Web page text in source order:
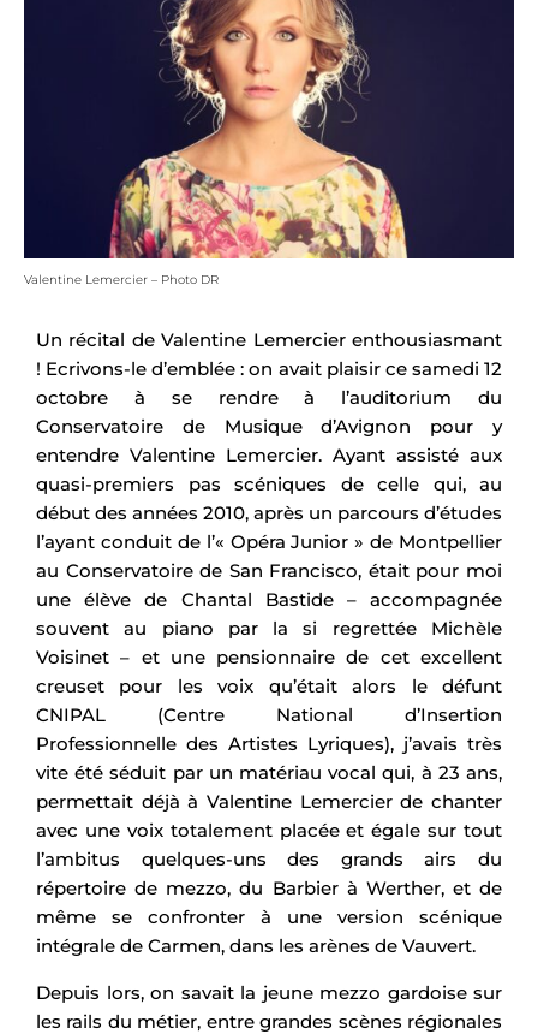
Valentine Lemercier – Photo DR
Un récital de Valentine Lemercier enthousiasmant
! Ecrivons-le d’emblée : on avait plaisir ce samedi 12
octobre à se rendre à l’auditorium du
Conservatoire de Musique d’Avignon pour y
entendre Valentine Lemercier. Ayant assisté aux
quasi-premiers pas scéniques de celle qui, au
début des années 2010, après un parcours d’études
l’ayant conduit de l’« Opéra Junior » de Montpellier
au Conservatoire de San Francisco, était pour moi
une élève de Chantal Bastide – accompagnée
souvent au piano par la si regrettée Michèle
Voisinet – et une pensionnaire de cet excellent
creuset pour les voix qu’était alors le défunt
CNIPAL (Centre National d’Insertion
Professionnelle des Artistes Lyriques), j’avais très
vite été séduit par un matériau vocal qui, à 23 ans,
permettait déjà à Valentine Lemercier de chanter
avec une voix totalement placée et égale sur tout
l’ambitus quelques-uns des grands airs du
répertoire de mezzo, du Barbier à Werther, et de
même se confronter à une version scénique
intégrale de Carmen, dans les arènes de Vauvert.
Depuis lors, on savait la jeune mezzo gardoise sur
les rails du métier, entre grandes scènes régionales